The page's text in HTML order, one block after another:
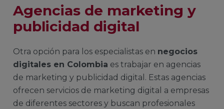
Agencias de marketing y
publicidad digital
Otra opción para los especialistas en negocios
digitales en Colombia es trabajar en agencias
de marketing y publicidad digital. Estas agencias
ofrecen servicios de marketing digital a empresas
de diferentes sectores y buscan profesionales